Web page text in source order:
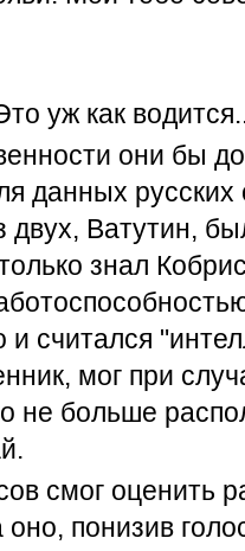
уж как
они бы
данных
двух, Ватутин,
знал
и считался
мог при
не больше
смог оценить
оно, понизив